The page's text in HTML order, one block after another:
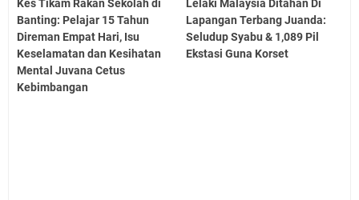
Kes Tikam Rakan Sekolah di
Banting: Pelajar 15 Tahun
Direman Empat Hari, Isu
Keselamatan dan Kesihatan
Mental Juvana Cetus
Kebimbangan
Lelaki Malaysia Ditahan Di
Lapangan Terbang Juanda:
Seludup Syabu & 1,089 Pil
Ekstasi Guna Korset